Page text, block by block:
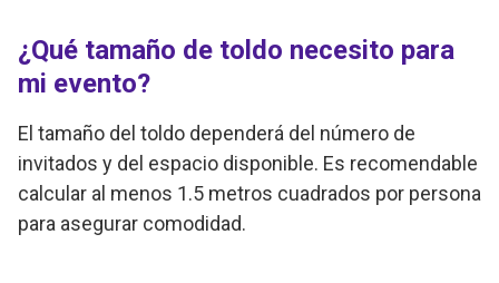
¿Qué tamaño de toldo necesito para
mi evento?
El tamaño del toldo dependerá del número de
invitados y del espacio disponible. Es recomendable
calcular al menos 1.5 metros cuadrados por persona
para asegurar comodidad.